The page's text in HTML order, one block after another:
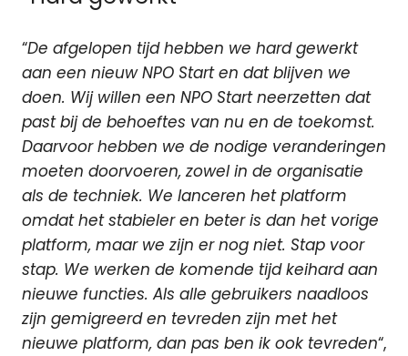
“De afgelopen tijd hebben we hard gewerkt
aan een nieuw NPO Start en dat blijven we
doen. Wij willen een NPO Start neerzetten dat
past bij de behoeftes van nu en de toekomst.
Daarvoor hebben we de nodige veranderingen
moeten doorvoeren, zowel in de organisatie
als de techniek. We lanceren het platform
omdat het stabieler en beter is dan het vorige
platform, maar we zijn er nog niet. Stap voor
stap. We werken de komende tijd keihard aan
nieuwe functies. Als alle gebruikers naadloos
zijn gemigreerd en tevreden zijn met het
nieuwe platform, dan pas ben ik ook tevreden“,